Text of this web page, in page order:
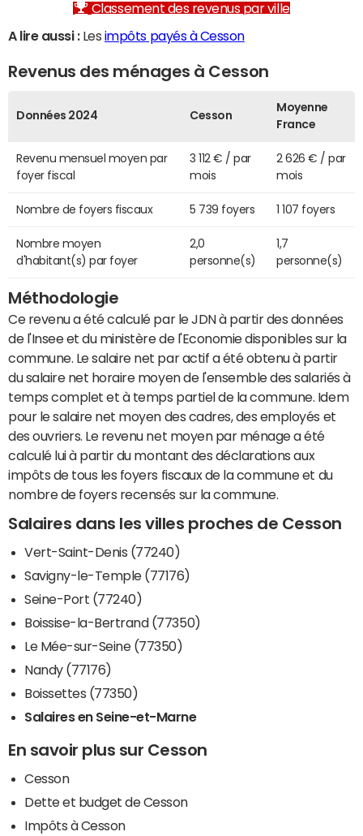
Classement des revenus par ville
A lire aussi :Les impôts payés à Cesson
Revenus des ménages à Cesson
Données 2024 Cesson
Moyenne
France
Revenu mensuel moyen par
foyer fiscal
3 112 € / par
mois
2 626 € / par
mois
Nombre de foyers fiscaux 5 739 foyers 1 107 foyers
Nombre moyen
d'habitant(s) par foyer
2,0
personne(s)
1,7
personne(s)
Méthodologie
Ce revenu a été calculé par le JDN à partir des données
de l'Insee et du ministère de l'Economie disponibles sur la
commune. Le salaire net par actif a été obtenu à partir
du salaire net horaire moyen de l'ensemble des salariés à
temps complet et à temps partiel de la commune. Idem
pour le salaire net moyen des cadres, des employés et
des ouvriers. Le revenu net moyen par ménage a été
calculé lui à partir du montant des déclarations aux
impôts de tous les foyers fiscaux de la commune et du
nombre de foyers recensés sur la commune.
Salaires dans les villes proches de Cesson
Vert-Saint-Denis (77240)
Savigny-le-Temple (77176)
Seine-Port (77240)
Boissise-la-Bertrand (77350)
Le Mée-sur-Seine (77350)
Nandy (77176)
Boissettes (77350)
Salaires en Seine-et-Marne
En savoir plus sur Cesson
Cesson
Dette et budget de Cesson
Impôts à Cesson